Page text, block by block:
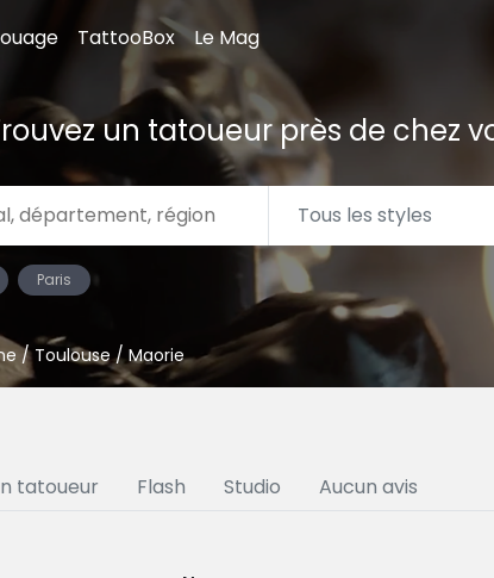
TattooBox Le Mag
un tatoueur près de chez
Paris
/Toulouse/ Maorie
tatoueur Flash Studio Aucun avis